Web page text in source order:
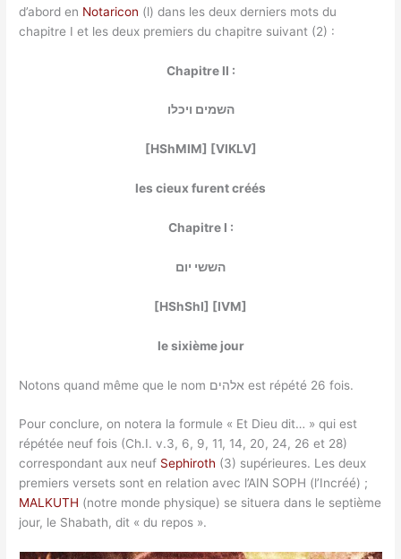
d’abord en Notaricon (l) dans les deux derniers mots du
chapitre I et les deux premiers du chapitre suivant (2) :
Chapitre II :
השמים ויכלו
[HShMIM] [VIKLV]
les cieux furent créés
Chapitre I :
הששי יום
[HShShI] [IVM]
le sixième jour
Notons quand même que le nom אלהים est répété 26 fois.
Pour conclure, on notera la formule « Et Dieu dit… » qui est
répétée neuf fois (Ch.I. v.3, 6, 9, 11, 14, 20, 24, 26 et 28)
correspondant aux neuf Sephiroth (3) supérieures. Les deux
premiers versets sont en relation avec l’AIN SOPH (l’Incréé) ;
MALKUTH (notre monde physique) se situera dans le septième
jour, le Shabath, dit « du repos ».